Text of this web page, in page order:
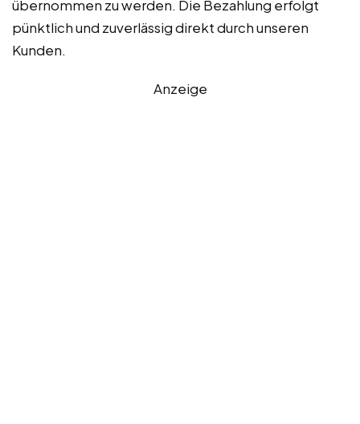
übernommen zu werden. Die Bezahlung erfolgt
pünktlich und zuverlässig direkt durch unseren
Kunden.
Anzeige